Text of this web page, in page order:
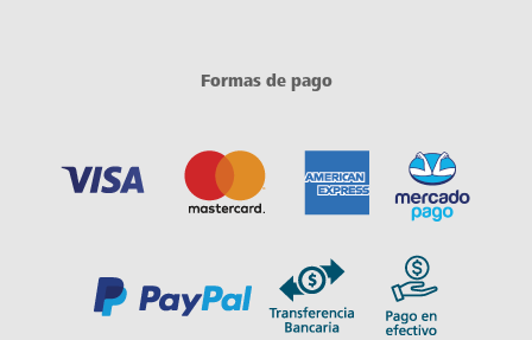
Formas de pago